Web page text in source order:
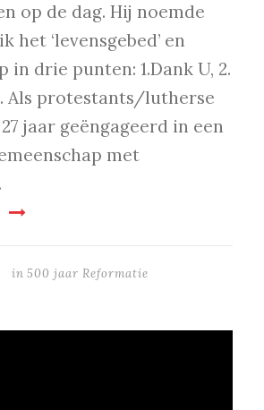
op de dag. Hij noemde
het ‘levensgebed’ en
in drie punten: 1.Dank U, 2.
Als protestants/lutherse
jaar geëngageerd in een
met
in 500 jaar Reformatie